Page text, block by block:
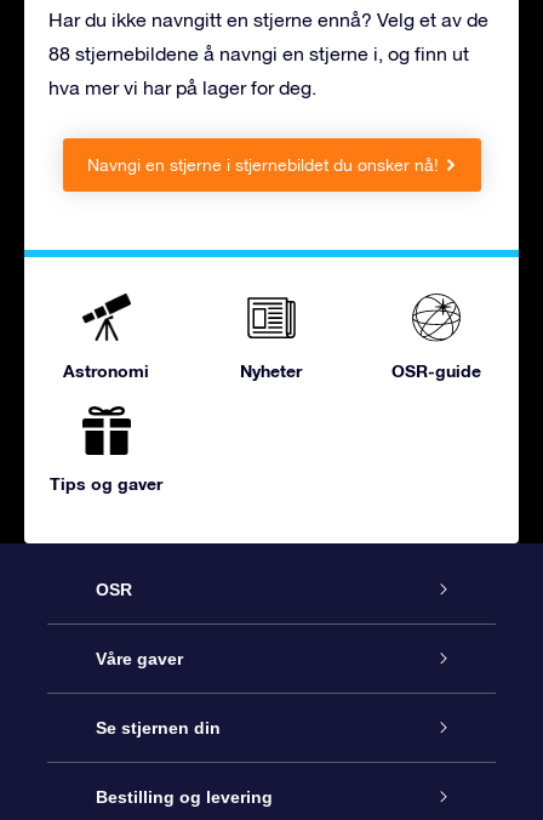
Har du ikke navngitt en stjerne ennå? Velg et av de
88 stjernebildene å navngi en stjerne i, og finn ut
hva mer vi har på lager for deg.
Navngi en stjerne i stjernebildet du ønsker nå!
Astronomi Nyheter OSR-guide
Tips og gaver
OSR
Kundeservice
Kontakt oss
Bloggen
Våre gaver
Online Stjernegave
OSR Gavepakke
Se stjernen din
Star Register
Bestilling og levering